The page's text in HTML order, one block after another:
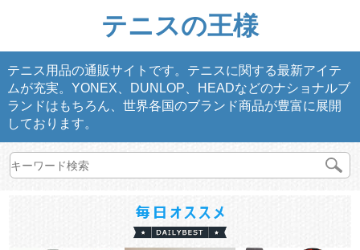
テニスの王様
テニス用品の通販サイトです。テニスに関する最新アイテ
ムが充実。YONEX、DUNLOP、HEADなどのナショナルブ
ランドはもちろん、世界各国のブランド商品が豊富に展開
しております。